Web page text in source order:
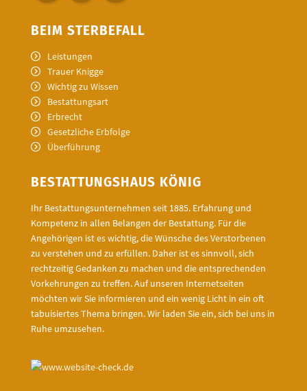
BEIM STERBEFALL
Leistungen
Trauer Knigge
Wichtig zu Wissen
Bestattungsart
Erbrecht
Gesetzliche Erbfolge
Überführung
BESTATTUNGSHAUS KÖNIG
Ihr Bestattungsunternehmen seit 1885. Erfahrung und
Kompetenz in allen Belangen der Bestattung. Für die
Angehörigen ist es wichtig, die Wünsche des Verstorbenen
zu verstehen und zu erfüllen. Daher ist es sinnvoll, sich
rechtzeitig Gedanken zu machen und die entsprechenden
Vorkehrungen zu treffen. Auf unseren Internetseiten
möchten wir Sie informieren und ein wenig Licht in ein oft
tabuisiertes Thema bringen. Wir laden Sie ein, sich bei uns in
Ruhe umzusehen.